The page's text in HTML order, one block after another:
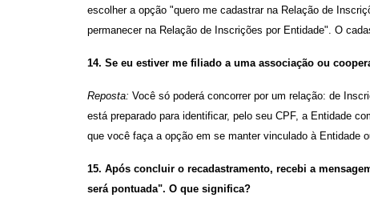
escolher a opção "quero me cadastrar na Relação de
permanecer na Relação de Inscrições por Entidade". O
14. Se eu estiver me filiado a uma associação ou
Reposta: Você só poderá concorrer por um relação: de
está preparado para identificar, pelo seu CPF, a Entidade
que você faça a opção em se manter vinculado à Entidade
15. Após concluir o recadastramento, recebi a
será pontuada". O que significa?